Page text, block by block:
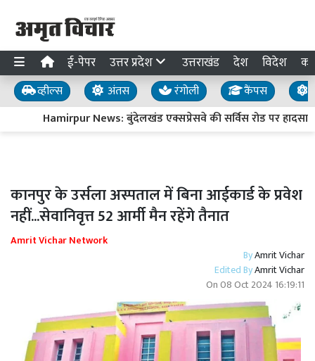
ई-पेपर उत्तर प्रदेश उत्तराखंड देश विदेश
व्हील्स अंतस रंगोली कैंपस
Hamirpur News: बुंदेलखंड एक्सप्रेसवे की सर्विस रोड पर हादसा,
कानपुर के उर्सला अस्पताल में बिना आईकार्ड के प्रवेश
नहीं...सेवानिवृत्त 52 आर्मी मैन रहेंगे तैनात
Amrit Vichar Network
ByAmrit Vichar
Edited ByAmrit Vichar
On08 Oct 2024 16:19:11